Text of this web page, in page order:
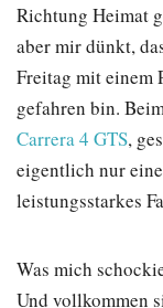
Richtung Heimat
aber mir dünkt,
Freitag mit einem
gefahren bin.
Carrera 4 GTS,
eigentlich nur
leistungsstarkes
Was mich
Und vollkommen